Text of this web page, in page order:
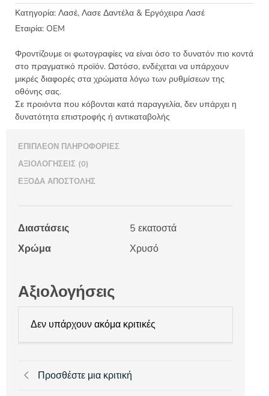
Κατηγορία: Λασέ, Λασε Δαντέλα & Εργόχειρα Λασέ
Εταιρία: OEM
Φροντίζουμε οι φωτογραφίες να είναι όσο το δυνατόν πιο κοντά
στο πραγματικό προϊόν. Ωστόσο, ενδέχεται να υπάρχουν
μικρές διαφορές στα χρώματα λόγω των ρυθμίσεων της
οθόνης σας.
Σε προιόντα που κόβονται κατά παραγγελία, δεν υπάρχει η
δυνατότητα επιστροφής ή αντικαταβολής
ΕΠΙΠΛΈΟΝ ΠΛΗΡΟΦΟΡΊΕΣ
ΑΞΙΟΛΟΓΉΣΕΙΣ (0)
ΈΞΟΔΑ ΑΠΟΣΤΟΛΉΣ
Διαστάσεις
5 εκατοστά
Χρώμα
Χρυσό
Αξιολογήσεις
Δεν υπάρχουν ακόμα κριτικές
Προσθέστε μια κριτική